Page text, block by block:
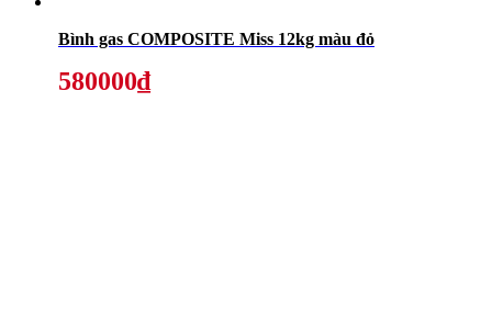
Bình gas COMPOSITE Miss 12kg màu đỏ
580000₫